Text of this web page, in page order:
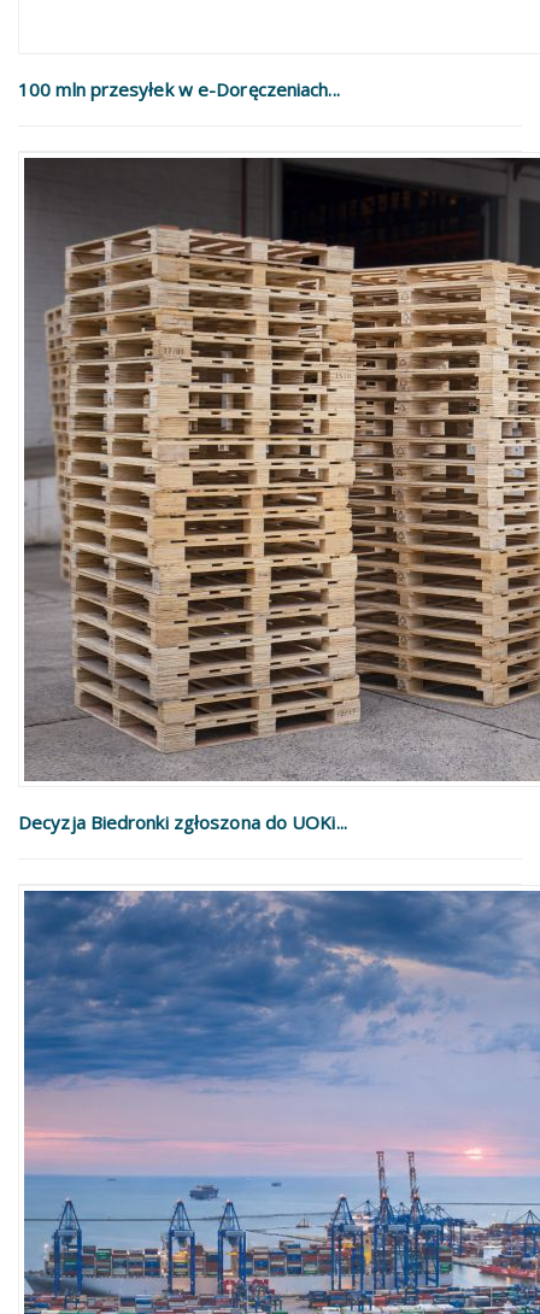
100 mln przesyłek w e-Doręczeniach...
Decyzja Biedronki zgłoszona do UOKi...